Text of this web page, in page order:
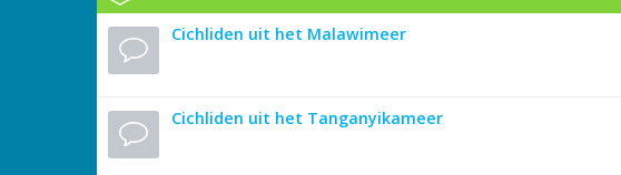
Cichliden uit het Malawimeer
Cichliden uit het Tanganyikameer